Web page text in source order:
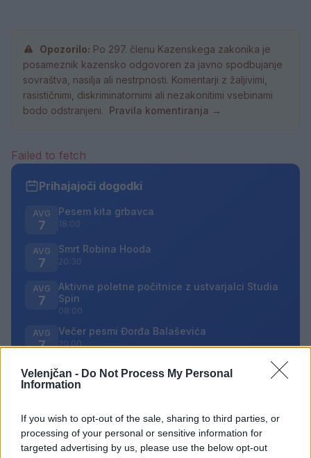
Velenjčan - Do Not Process My Personal
Information
If you wish to opt-out of the sale, sharing to third parties, or
processing of your personal or sensitive information for
targeted advertising by us, please use the below opt-out
Opozorilo: Po 297. členu Kazenskega zakonika je
posameznik kazensko odgovoren za javno spodbujanje
sovraštva, nasilja ali nestrpnosti. Komentarji z žaljivimi,
rasističnimi, diskriminatornimi ali nezakonitimi vsebinami
bodo odstranjeni. Pravila komentiranja →
Failed to fetch
Prihajajoči dogodki
AVG
7
Pesem kita grbavca
18:00
AVG
7
Smrt Robina Hooda
20:30
AVG
7
Aktivne poletne počitnice z ustvarjalci Studia
Spin
08:00
AVG
7
Večer pesmi Đorđa Balaševića
20:00
Vsi dogodki →
Najbolj brano